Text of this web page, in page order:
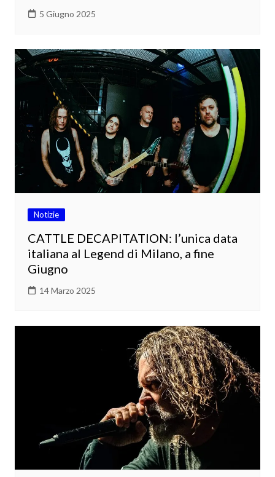
5 Giugno 2025
Notizie
CATTLE DECAPITATION: l’unica data
italiana al Legend di Milano, a fine
Giugno
14 Marzo 2025